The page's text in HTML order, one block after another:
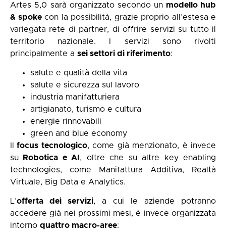
Artes 5,0 sarà organizzato secondo un modello hub
& spokecon la possibilità, grazie proprio all’estesa e
variegata rete di partner, di offrire servizi su tutto il
territorio nazionale. I servizi sono rivolti
principalmente a sei settori di riferimento:
salute e qualità della vita
salute e sicurezza sul lavoro
industria manifatturiera
artigianato, turismo e cultura
energie rinnovabili
green and blue economy
focus tecnologico, come già menzionato, è invece
su Robotica e AI , oltre che su altre key enabling
technologies, come Manifattura Additiva, Realtà
Virtuale, Big Data e Analytics.
L’offerta dei servizi, a cui le aziende potranno
accedere già nei prossimi mesi, è invece organizzata
intorno quattro macro-aree: